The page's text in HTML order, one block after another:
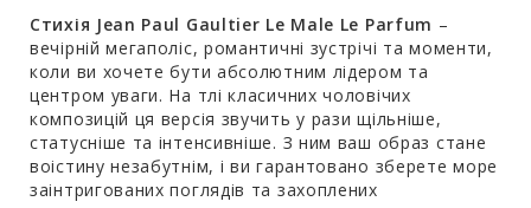
Стихія Jean Paul Gaultier Le Male Le Parfum –
вечірній мегаполіс, романтичні зустрічі та моменти,
коли ви хочете бути абсолютним лідером та
центром уваги. На тлі класичних чоловічих
композицій ця версія звучить у рази щільніше,
статусніше та інтенсивніше. З ним ваш образ стане
воістину незабутнім, і ви гарантовано зберете море
заінтригованих поглядів та захоплених